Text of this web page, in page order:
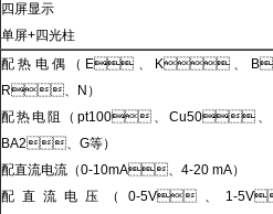
四屏显示
单屏+四光柱
配热电偶（E、K、
R、N）
配热电阻（pt100、Cu50
BA2、G等）
配直流电流（0-10mA、4-20 mA）
配直流电压（0-5V、1-